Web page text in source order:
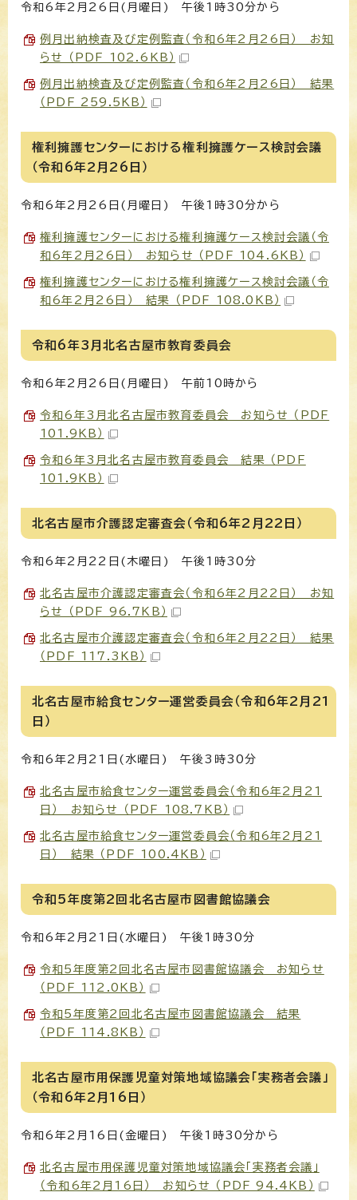
令和6年2月26日(月曜日) 午後1時30分から
例月出納検査及び定例監査（令和6年2月26日） お知
らせ （PDF 102.6KB）
例月出納検査及び定例監査（令和6年2月26日） 結果
（PDF 259.5KB）
権利擁護センターにおける権利擁護ケース検討会議
（令和6年2月26日）
令和6年2月26日(月曜日) 午後1時30分から
権利擁護センターにおける権利擁護ケース検討会議（令
和6年2月26日） お知らせ （PDF 104.6KB）
権利擁護センターにおける権利擁護ケース検討会議（令
和6年2月26日） 結果 （PDF 108.0KB）
令和6年3月北名古屋市教育委員会
令和6年2月26日(月曜日) 午前10時から
令和6年3月北名古屋市教育委員会 お知らせ （PDF
101.9KB）
令和6年3月北名古屋市教育委員会 結果 （PDF
101.9KB）
北名古屋市介護認定審査会（令和6年2月22日）
令和6年2月22日(木曜日) 午後1時30分
北名古屋市介護認定審査会（令和6年2月22日） お知
らせ （PDF 96.7KB）
北名古屋市介護認定審査会（令和6年2月22日） 結果
（PDF 117.3KB）
北名古屋市給食センター運営委員会（令和6年2月21
日）
令和6年2月21日(水曜日) 午後3時30分
北名古屋市給食センター運営委員会（令和6年2月21
日） お知らせ （PDF 108.7KB）
北名古屋市給食センター運営委員会（令和6年2月21
日） 結果 （PDF 100.4KB）
令和5年度第2回北名古屋市図書館協議会
令和6年2月21日(水曜日) 午後1時30分
令和5年度第2回北名古屋市図書館協議会 お知らせ
（PDF 112.0KB）
令和5年度第2回北名古屋市図書館協議会 結果
（PDF 114.8KB）
北名古屋市用保護児童対策地域協議会「実務者会議」
（令和6年2月16日）
令和6年2月16日(金曜日) 午後1時30分から
北名古屋市用保護児童対策地域協議会「実務者会議」
（令和6年2月16日） お知らせ （PDF 94.4KB）